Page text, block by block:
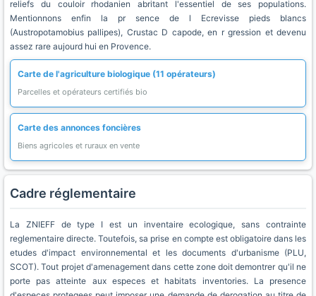
reliefs du couloir rhodanien abritant l'essentiel de ses populations.
Mentionnons enfin la pr sence de l Ecrevisse pieds blancs
(Austropotamobius pallipes), Crustac D capode, en r gression et devenu
assez rare aujourd hui en Provence.
Carte de l'agriculture biologique (11 opérateurs)
Parcelles et opérateurs certifiés bio
Carte des annonces foncières
Biens agricoles et ruraux en vente
Cadre réglementaire
La ZNIEFF de type I est un inventaire ecologique, sans contrainte
reglementaire directe. Toutefois, sa prise en compte est obligatoire dans les
etudes d'impact environnemental et les documents d'urbanisme (PLU,
SCOT). Tout projet d'amenagement dans cette zone doit demontrer qu'il ne
porte pas atteinte aux especes et habitats inventories. La presence